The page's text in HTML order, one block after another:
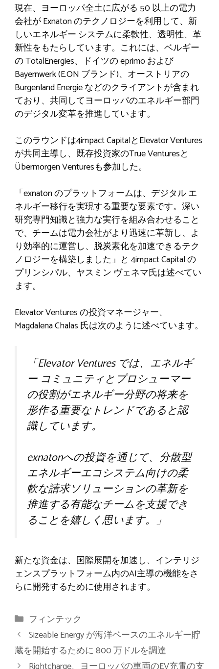
現在、ヨーロッパ全土に広がる 50 以上の電力
会社が Exnaton のテクノロジーを利用して、新
しいエネルギー システムに柔軟性、透明性、革
新性をもたらしています。これには、ベルギー
の TotalEnergies、ドイツの eprimo および
Bayernwerk (E.ON ブランド)、オーストリアの
Burgenland Energie などのクライアントが含まれ
ており、共同してヨーロッパのエネルギー部門
のデジタル変革を推進しています。
このラウンドは4impact CapitalとElevator Ventures
が共同主導し、既存投資家のTrue Venturesと
Übermorgen Venturesも参加した。
「exnaton のプラットフォームは、デジタル エ
ネルギー移行を実現する重要な要素です。深い
研究専門知識と強力な実行を組み合わせること
で、チームは電力会社がより迅速に革新し、よ
り効率的に運営し、脱炭素化を加速できるテク
ノロジーを構築しました」と 4impact Capital の
プリンシパル、ヤスミン ヴェネマ氏は述べてい
ます。
Elevator Ventures の投資マネージャー、
Magdalena Chalas 氏は次のように述べています。
「Elevator Ventures では、エネルギ
ー コミュニティとプロシューマー
の役割がエネルギー分野の将来を
形作る重要なトレンドであると認
識しています。
exnatonへの投資を通じて、分散型
エネルギーエコシステム向けの柔
軟な請求ソリューションの革新を
推進する有能なチームを支援でき
ることを嬉しく思います。」
新たな資金は、国際展開を加速し、インテリジ
ェンスプラットフォーム内のAI主導の機能をさ
らに開発するために使用されます。
カ
テ
ゴ
リ
フィンテック
Sizeable Energy が海洋ベースのエネルギー貯
蔵を開始するために 800 万ドルを調達